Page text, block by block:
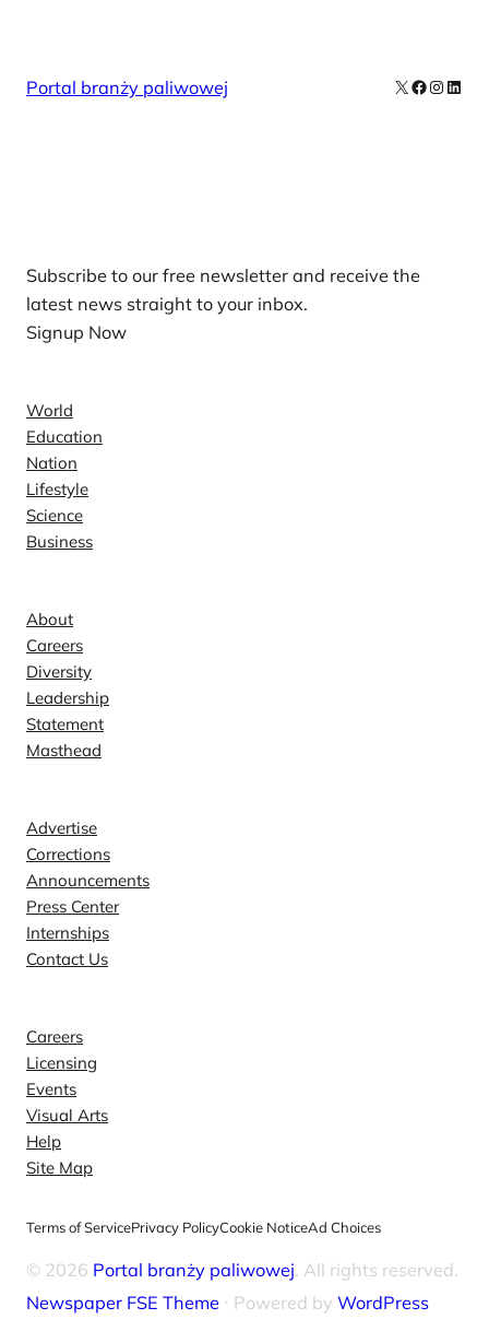
Portal branży paliwowej X Facebook
Subscribe to our free newsletter and receive the
latest news straight to your inbox.
Signup Now
World
Education
Nation
Lifestyle
Science
Business
About
Careers
Diversity
Leadership
Statement
Masthead
Advertise
Corrections
Announcements
Press Center
Internships
Contact Us
Careers
Licensing
Events
Visual Arts
Help
Site Map
Terms of ServicePrivacy PolicyCookie NoticeAd Choices
© 2026 Portal branży paliwowej. All rights reserved.
Newspaper FSE Theme ⋅ Powered by WordPress